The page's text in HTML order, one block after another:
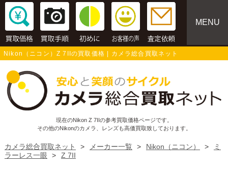
MENU
Nikon（ニコン）Z 7IIの買取価格 | カメラ総合買取ネット
現在のNikon Z 7IIの参考買取価格ページです。
その他のNikonのカメラ、レンズも高価買取致しております。
カメラ総合買取ネット > メーカー一覧 > Nikon（ニコン） >
ミ
ラーレス一眼
> Z 7II